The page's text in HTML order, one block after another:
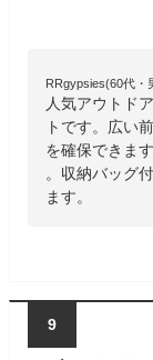
RRgypsies(60代・
人気アウトド
トです。広い
を確保できま
。収納バッグ
ます。
9